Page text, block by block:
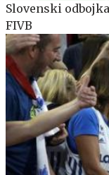
Slovenski
FIVB